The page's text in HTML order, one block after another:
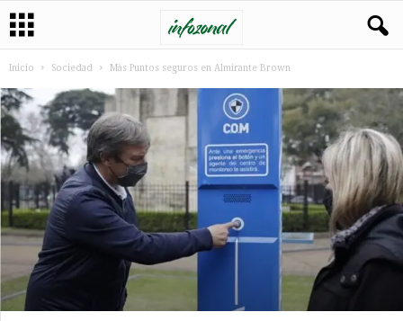
Inicio Sociedad Màs Puntos seguros en Almirante Brown